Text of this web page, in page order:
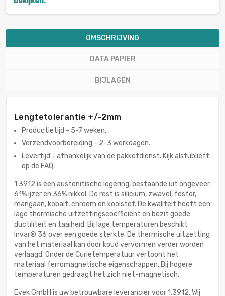
OMSCHRIJVING
DATA PAPIER
BIJLAGEN
Lengtetolerantie +/-2mm
Productietijd - 5-7 weken.
Verzendvoorbereiding - 2-3 werkdagen.
Levertijd - afhankelijk van de pakketdienst. Kijk alstublieft
op de FAQ.
1.3912 is een austenitische legering, bestaande uit ongeveer
61% ijzer en 36% nikkel. De rest is silicium, zwavel, fosfor,
mangaan, kobalt, chroom en koolstof. De kwaliteit heeft een
lage thermische uitzettingscoëfficiënt en bezit goede
ductiliteit en taaiheid. Bij lage temperaturen beschikt
Invar® 36 over een goede sterkte. De thermische uitzetting
van het materiaal kan door koud vervormen verder worden
verlaagd. Onder de Curietemperatuur vertoont het
materiaal ferromagnetische eigenschappen. Bij hogere
temperaturen gedraagt het zich niet-magnetisch.
Evek GmbH is uw betrouwbare leverancier voor 1.3912. Wij